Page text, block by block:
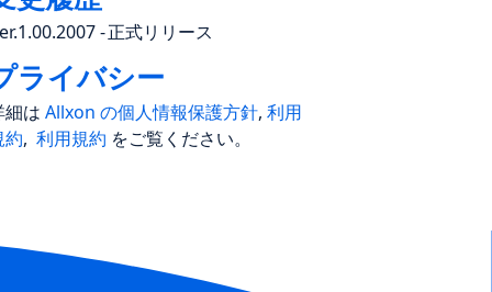
-正式リリース
ライバシー
細は Allxon の個人情報保護方針, 利用
約, 利用規約 をご覧ください。